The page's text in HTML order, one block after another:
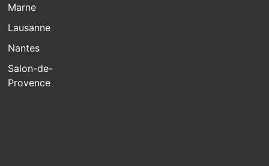
Marne
Lausanne
Nantes
Salon-de-
Provence